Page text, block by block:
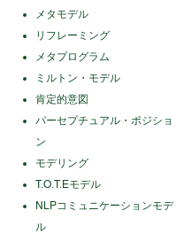
メタモデル
リフレーミング
メタプログラム
ミルトン・モデル
肯定的意図
パーセプチュアル・ポジショ
ン
モデリング
T.O.T.Eモデル
NLPコミュニケーションモデ
ル